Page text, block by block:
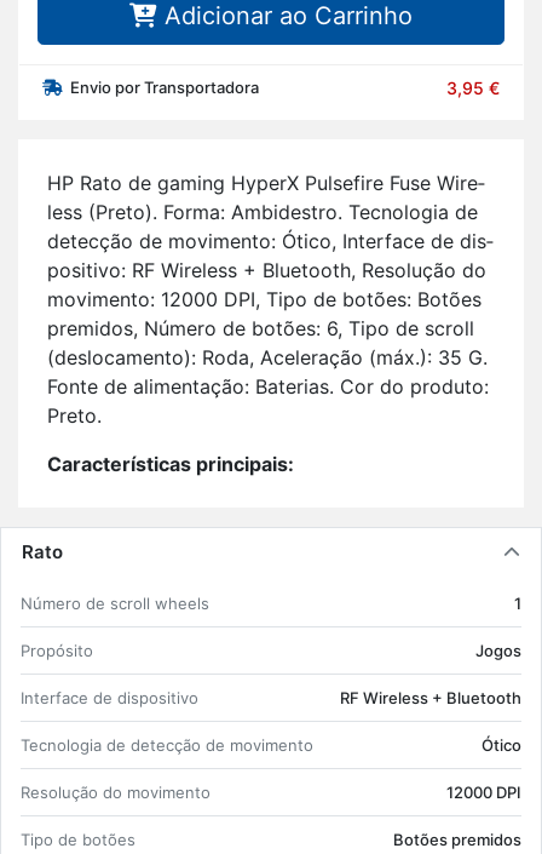
Adicionar ao Carrinho
Envio por Transportadora 3,95 €
HP Rato de ga­ming Hy­perX Pul­se­fire Fuse Wi­re­
less (Preto). Forma: Am­bi­destro. Tec­no­logia de
de­tecção de mo­vi­mento: Ótico, In­ter­face de dis­
po­si­tivo: RF Wi­re­less + Blu­e­tooth, Re­so­lução do
mo­vi­mento: 12000 DPI, Tipo de bo­tões: Bo­tões
pre­midos, Nú­mero de bo­tões: 6, Tipo de scroll
(des­lo­ca­mento): Roda, Ace­le­ração (máx.): 35 G.
Fonte de ali­men­tação: Ba­te­rias. Cor do pro­duto:
Preto.
Ca­rac­te­rís­ticas prin­ci­pais:
Am­bi­destro RF Wi­re­less + Blu­e­tooth;
Fonte de ali­men­tação: Ba­te­rias;
Rato
Nú­mero de scroll wheels 1
Pro­pó­sito Jogos
In­ter­face de dis­po­si­tivo RF Wi­re­less + Blu­e­tooth
Tec­no­logia de de­tecção de mo­vi­mento Ótico
Re­so­lução do mo­vi­mento 12000 DPI
Tipo de bo­tões Bo­tões pre­midos